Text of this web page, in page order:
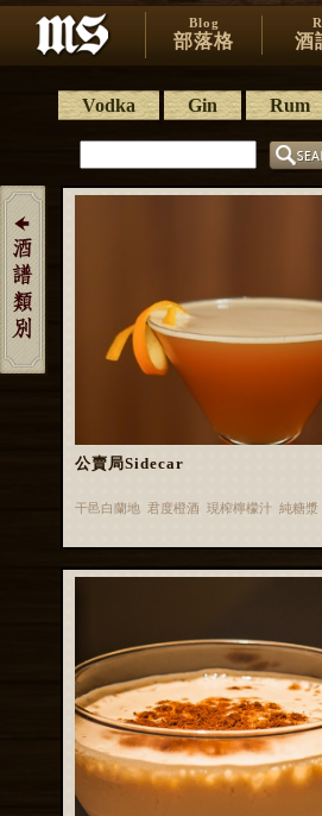
Blog
部落格 酒
Vodka Gin Rum
公賣局Sidecar
干邑白蘭地 君度橙酒 現榨檸檬汁 純糖漿